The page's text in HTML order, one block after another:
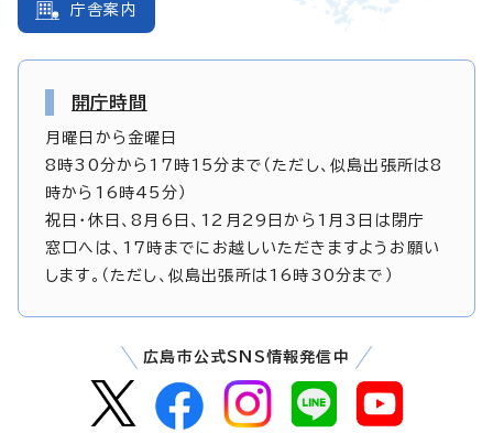
庁舎案内
開庁時間
月曜日から金曜日
8時30分から17時15分まで（ただし、似島出張所は8
時から16時45分）
祝日・休日、8月6日、12月29日から1月3日は閉庁
窓口へは、17時までにお越しいただきますようお願い
します。（ただし、似島出張所は16時30分まで）
広島市公式SNS情報発信中